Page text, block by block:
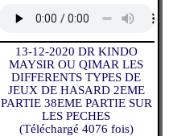
13-12-2020 DR KINDO
MAYSIR OU QIMAR LES
DIFFERENTS TYPES DE
JEUX DE HASARD 2EME
PARTIE 38EME PARTIE SUR
LES PECHES
(Téléchargé 4076 fois)